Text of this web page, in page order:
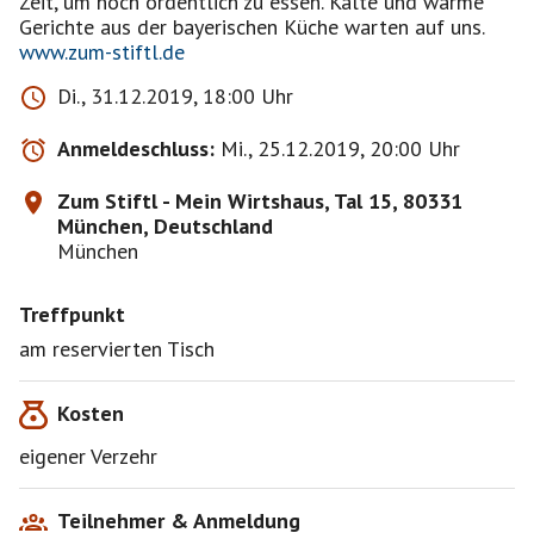
www.zum-stiftl.de
Di., 31.12.2019, 18:00 Uhr
Anmeldeschluss: Mi., 25.12.2019, 20:00 Uhr
Zum Stiftl - Mein Wirtshaus, Tal 15, 80331
München, Deutschland
München
Treffpunkt
am reservierten Tisch
Kosten
eigener Verzehr
Teilnehmer & Anmeldung